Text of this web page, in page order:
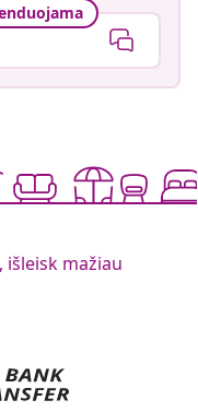
išleisk mažiau